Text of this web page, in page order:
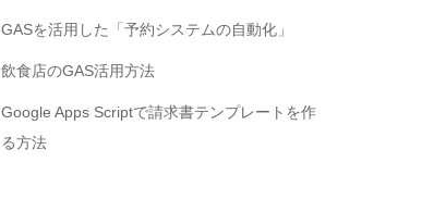
GASを活用した「予約システムの自動化」
飲食店のGAS活用方法
Google Apps Scriptで請求書テンプレートを作
る方法